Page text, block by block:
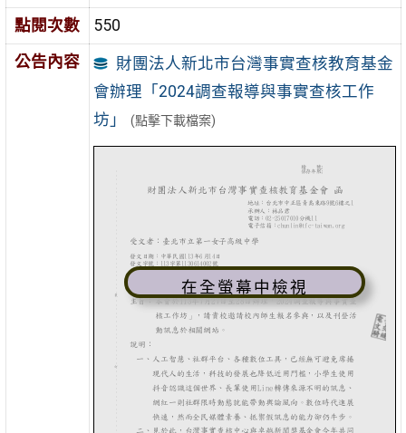
點閱次數
550
公告內容
財團法人新北市台灣事實查核教育基金
會辦理「2024調查報導與事實查核工作
坊」
(點擊下載檔案)
在全螢幕中檢視